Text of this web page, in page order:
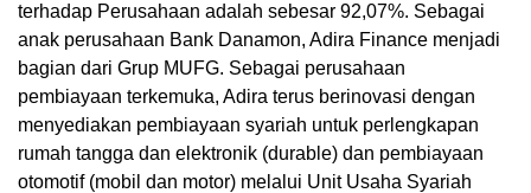
terhadap Perusahaan adalah sebesar 92,07%. Sebagai
anak perusahaan Bank Danamon, Adira Finance menjadi
bagian dari Grup MUFG. Sebagai perusahaan
pembiayaan terkemuka, Adira terus berinovasi dengan
menyediakan pembiayaan syariah untuk perlengkapan
rumah tangga dan elektronik (durable) dan pembiayaan
otomotif (mobil dan motor) melalui Unit Usaha Syariah